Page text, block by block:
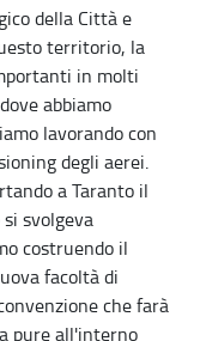
della Città e
territorio, la
in molti
abbiamo
lavorando con
degli aerei.
a Taranto il
svolgeva
costruendo il
facoltà di
che farà
pure all'interno